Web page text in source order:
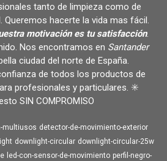
tanto de limpieza como de
Queremos hacerte la vida mas fácil.
motivación es tu satisfacción.
Nos encontramos en Santander
ciudad del norte de España.
de todos los productos de
profesionales y particulares. ✳️
SIN COMPROMISO
multiusos detector-de-movimiento-exterior
downlight-circular downlight-circular-25w
led-con-sensor-de-movimiento perfil-negro-